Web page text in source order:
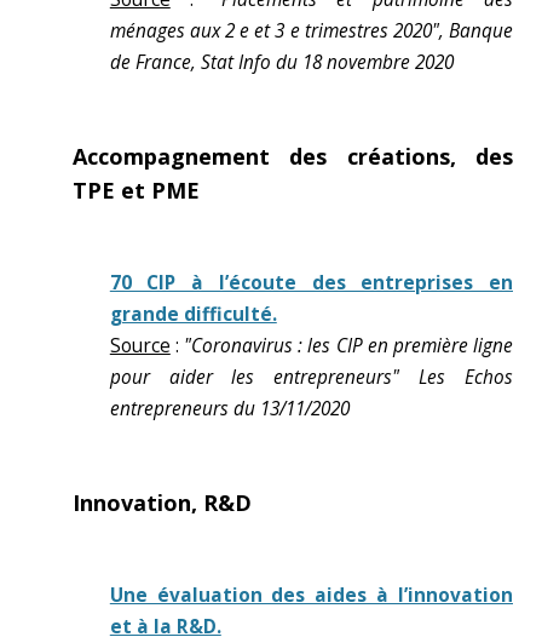
ménages aux 2 e et 3 e trimestres 2020", Banque
de France, Stat Info du 18 novembre 2020
Accompagnement des créations, des
TPE et PME
70 CIP à l’écoute des entreprises en
grande difficulté.
Source : "Coronavirus : les CIP en première ligne
pour aider les entrepreneurs" Les Echos
entrepreneurs du 13/11/2020
Innovation, R&D
Une évaluation des aides à l’innovation
et à la R&D.